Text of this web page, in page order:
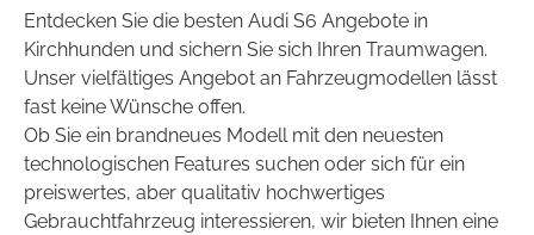
Entdecken Sie die besten Audi S6 Angebote in
Kirchhunden und sichern Sie sich Ihren Traumwagen.
Unser vielfältiges Angebot an Fahrzeugmodellen lässt
fast keine Wünsche offen.
Ob Sie ein brandneues Modell mit den neuesten
technologischen Features suchen oder sich für ein
preiswertes, aber qualitativ hochwertiges
Gebrauchtfahrzeug interessieren, wir bieten Ihnen eine